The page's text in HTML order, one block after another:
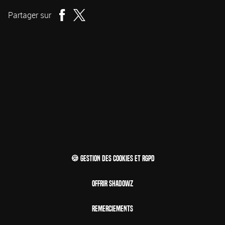
Partager sur
🍪 Gestion des cookies et RGPD
Offrir Shadowz
Remerciements